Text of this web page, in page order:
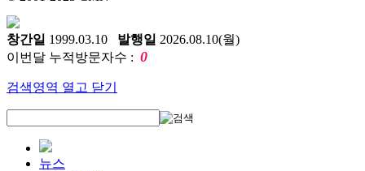
창간일 1999.03.10 발행일 2026.08.10(월)
이번달 누적방문자수 : 0
검색영역 열고 닫기
뉴스